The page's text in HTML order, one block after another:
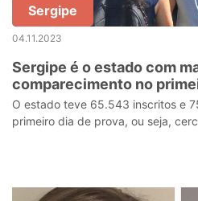
Sergipe
04.11.2023
Sergipe é o estado com
comparecimento no
Enem 2023
O estado teve 65.543 inscritos e
primeiro dia de prova, ou seja,